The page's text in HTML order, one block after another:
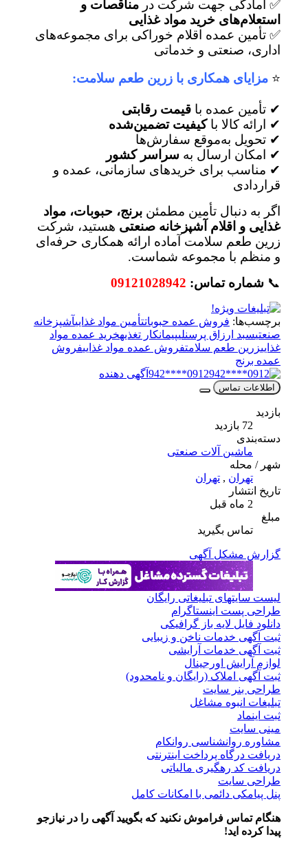
✅ آمادگی جهت شرکت درمناقصات و
استعلام‌های خرید مواد غذایی
✅ تأمین عمده اقلام خوراکی برای مجموعه‌های
اداری، صنعتی و خدماتی
مزایای همکاری با زرین طعم سلامت:
✔ تأمین عمده باقیمت رقابتی
✔ ارائه کالا باکیفیت تضمین‌شده
✔ تحویل به‌موقع سفارش‌ها
✔ امکان ارسال به سراسر کشور
✔ مناسب برای خریدهای سازمانی، عمده و
قراردادی
اگر به دنبال تأمین مطمئنبرنج، حبوبات، مواد
غذایی و اقلام آشپزخانه صنعتیهستید، شرکت
زرین طعم سلامت آماده ارائه همکاری حرفه‌ای
و منظم با مجموعه شماست.
شماره تماس: 09121028942
برچسب‌ها:فروش عمده حبوبات تأمین مواد غذاییآشپزخانه
صنعتیسبد ارزاق پرسنلیپیمانکار تغذیه خرید عمده مواد
زرین طعم سلامتفروش عمده مواد غذاییفروش
عمده برنج
0912****942
آگهی دهنده
اطلاعات تماس
دسته‌بندی
ماشین آلات صنعتی
شهر / محله
تهران,تهران
تاریخ انتشار
تماس بگیرید
گزارش مشکل آگهی
لیست سایتهای تبلیغاتی رایگان
طراحی پست اینستاگرام
دانلود فایل لایه باز گرافیکی
ثبت آگهی خدمات ناخن و زیبایی
ثبت آگهی خدمات آرایشی
لوازم آرایش اورجینال
ثبت آگهی املاک (رایگان و نامحدود)
طراحی بنر سایت
تبلیغات انبوه مشاغل
ثبت اینماد
مینی سایت
مشاوره روانشناسی روانکام
دریافت درگاه پرداخت اینترنتی
دریافت کد رهگیری مالیاتی
طراحی سایت
پنل پیامکی دائمی با امکانات کامل
هنگام تماس فراموش نکنید که بگویید آگهی را در نیازجو
پیدا کرده اید!